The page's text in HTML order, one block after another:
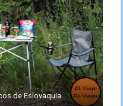
de Eslovaquia